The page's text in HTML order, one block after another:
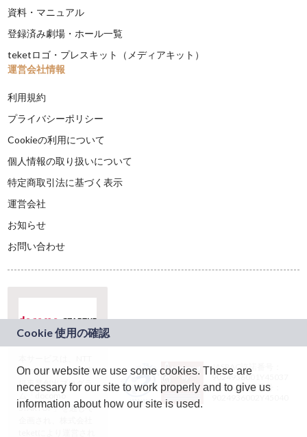
資料・マニュアル
登録済み劇場・ホール一覧
teketロゴ・プレスキット（メディアキット）
運営会社情報
利用規約
プライバシーポリシー
Cookieの利用について
個人情報の取り扱いについて
特定商取引法に基づく表示
運営会社
お知らせ
お問い合わせ
ドコモグループの新
規事業創出プログラ
ム「docomo
STARTUP」を通じて
JASRAC許諾番号：
9024936001Y45037
JASRAC許諾番号：
On our website we use some cookies. These are
necessary for our site to work properly and to give us
information about how our site is used.